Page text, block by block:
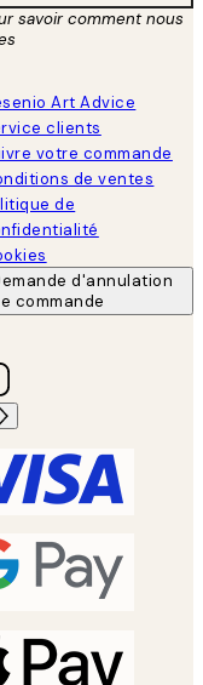
savoir comment nous
Art Advice
clients
votre commande
de ventes
de
d'annulation
commande